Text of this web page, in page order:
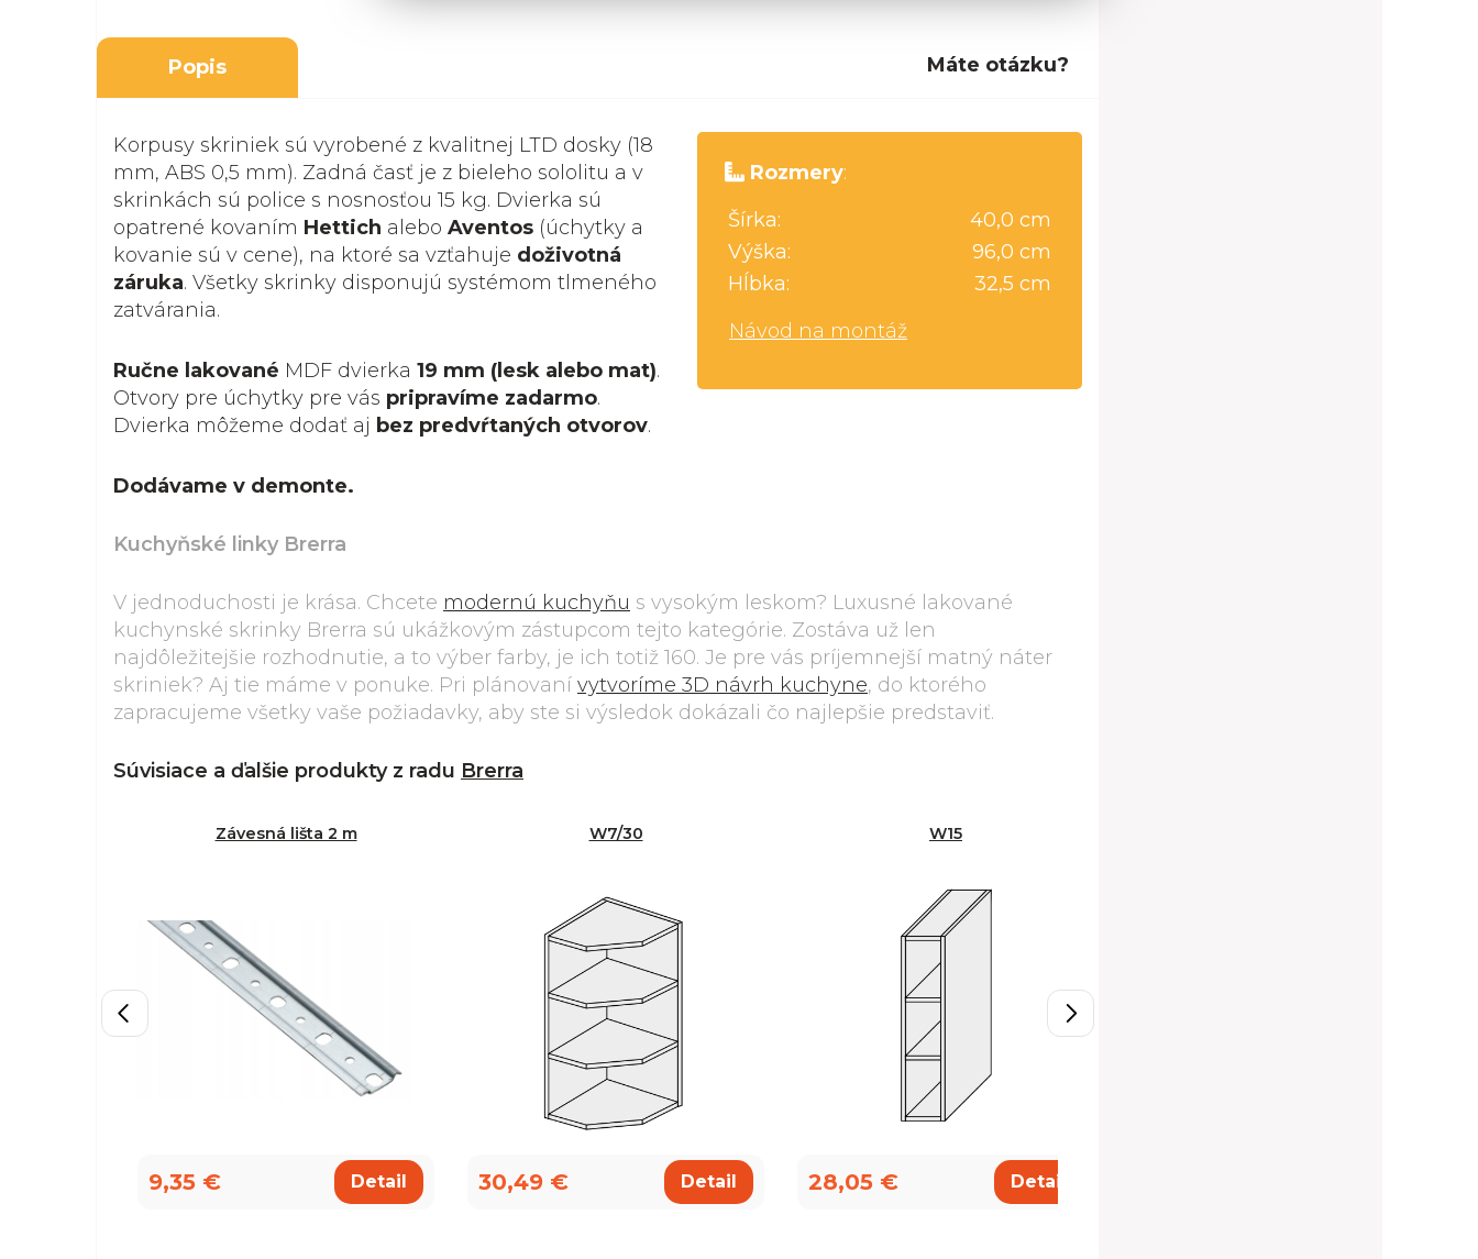
Popis Máte otázku?
Rozmery:
Šírka:
40,0 cm
Výška:
96,0 cm
Hĺbka:
32,5 cm
Návod na montáž
Korpusy skriniek sú vyrobené z kvalitnej LTD dosky (18
mm, ABS 0,5 mm). Zadná časť je z bieleho sololitu a v
skrinkách sú police s nosnosťou 15 kg. Dvierka sú
opatrené kovaním Hettich alebo Aventos (úchytky a
kovanie sú v cene), na ktoré sa vzťahuje doživotná
záruka. Všetky skrinky disponujú systémom tlmeného
zatvárania.
Ručne lakované MDF dvierka 19 mm (lesk alebo mat).
Otvory pre úchytky pre vás pripravíme zadarmo.
Dvierka môžeme dodať aj bez predvŕtaných otvorov.
Dodávame v demonte.
Kuchyňské linky Brerra
V jednoduchosti je krása. Chcete modernú kuchyňu s vysokým leskom? Luxusné lakované
kuchynské skrinky Brerra sú ukážkovým zástupcom tejto kategórie. Zostáva už len
najdôležitejšie rozhodnutie, a to výber farby, je ich totiž 160. Je pre vás príjemnejší matný náter
skriniek? Aj tie máme v ponuke. Pri plánovaní vytvoríme 3D návrh kuchyne, do ktorého
zapracujeme všetky vaše požiadavky, aby ste si výsledok dokázali čo najlepšie predstaviť.
Súvisiace a ďalšie produkty z radu Brerra
Závesná lišta 2 m
9,35 € Detail
W7/30
30,49 € Detail
W15
28,05 € Detail